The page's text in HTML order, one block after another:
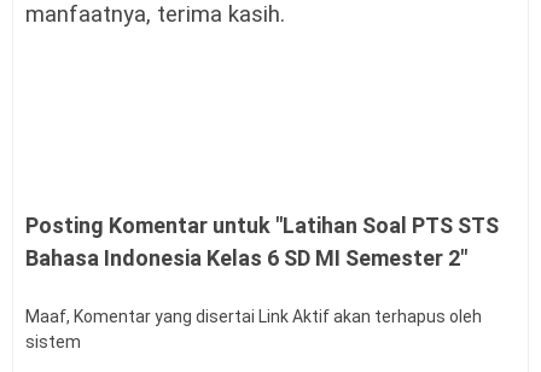
manfaatnya, terima kasih.
Posting Komentar untuk "Latihan Soal PTS STS
Bahasa Indonesia Kelas 6 SD MI Semester 2"
Maaf, Komentar yang disertai Link Aktif akan terhapus oleh
sistem